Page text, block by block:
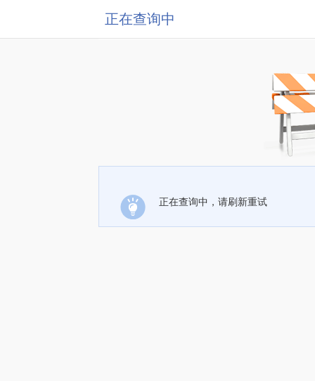
正在查询中
正在查询中，请刷新重试